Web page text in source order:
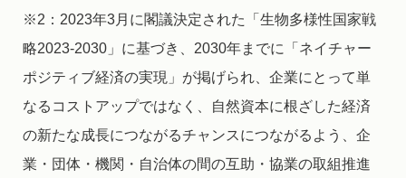
※2：2023年3月に閣議決定された「生物多様性国家戦
略2023-2030」に基づき、2030年までに「ネイチャー
ポジティブ経済の実現」が掲げられ、企業にとって単
なるコストアップではなく、自然資本に根ざした経済
の新たな成長につながるチャンスにつながるよう、企
業・団体・機関・自治体の間の互助・協業の取組推進